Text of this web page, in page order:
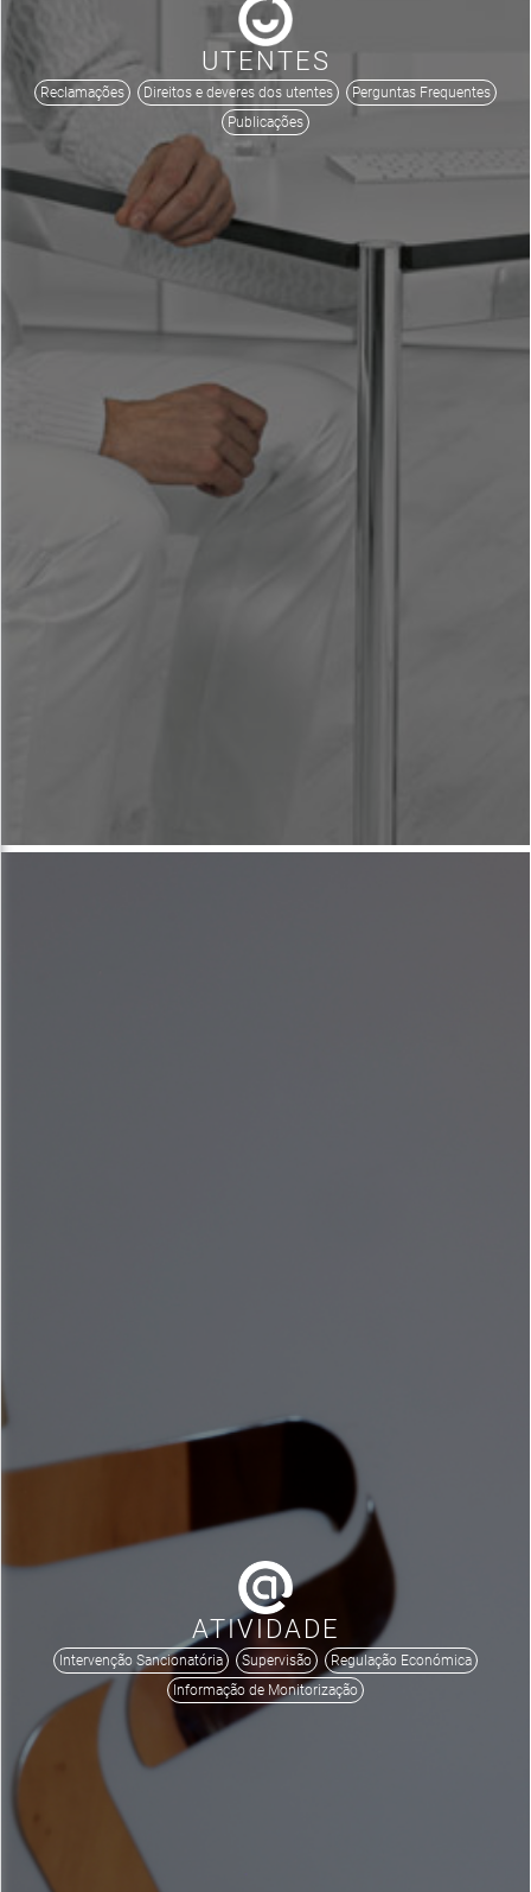
UTENTES
Reclamações Direitos e deveres dos utentes
Perguntas Frequentes
Publicações
ATIVIDADE
Intervenção Sancionatória Supervisão
Regulação Económica
Informação de Monitorização